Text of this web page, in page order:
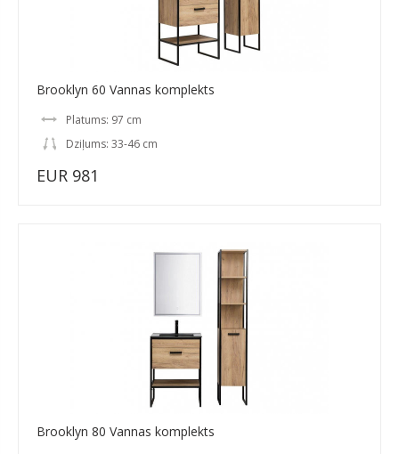
Brooklyn 60 Vannas komplekts
Platums: 97 cm
Dziļums: 33-46 cm
EUR 981
Brooklyn 80 Vannas komplekts